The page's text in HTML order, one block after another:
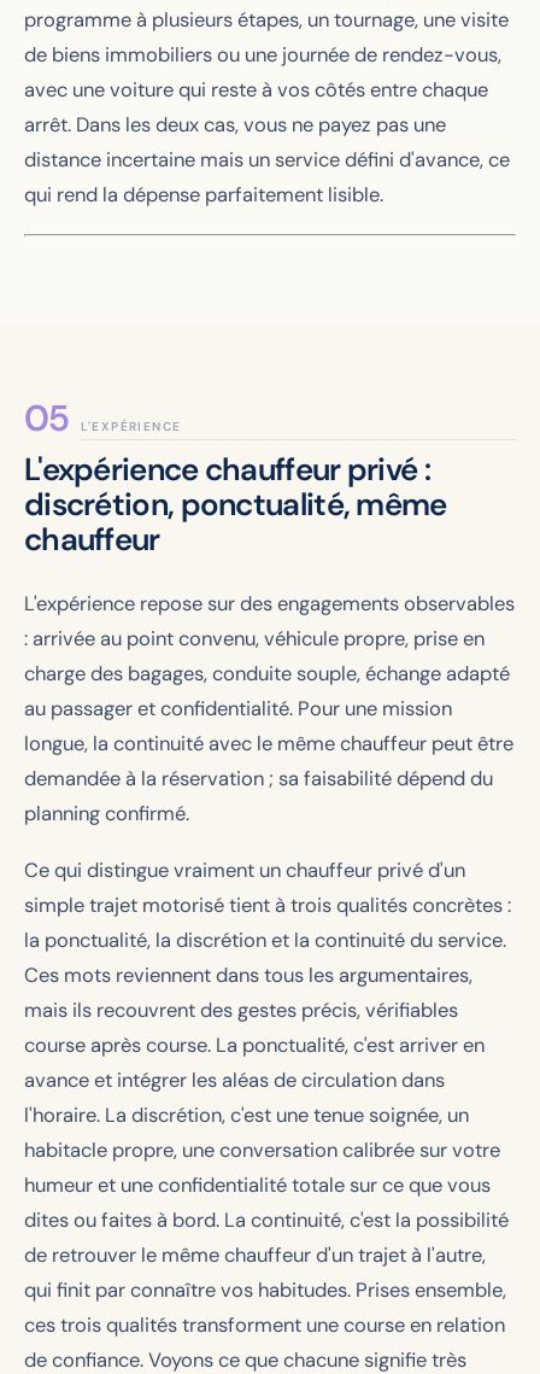
programme à plusieurs étapes, un tournage, une visite
de biens immobiliers ou une journée de rendez-vous,
avec une voiture qui reste à vos côtés entre chaque
arrêt. Dans les deux cas, vous ne payez pas une
distance incertaine mais un service défini d'avance, ce
qui rend la dépense parfaitement lisible.
L'EXPÉRIENCE
L'expérience chauffeur privé :
discrétion, ponctualité, même
chauffeur
L'expérience repose sur des engagements observables
: arrivée au point convenu, véhicule propre, prise en
charge des bagages, conduite souple, échange adapté
au passager et confidentialité. Pour une mission
longue, la continuité avec le même chauffeur peut être
demandée à la réservation ; sa faisabilité dépend du
planning confirmé.
Ce qui distingue vraiment un chauffeur privé d'un
simple trajet motorisé tient à trois qualités concrètes :
la ponctualité, la discrétion et la continuité du service.
Ces mots reviennent dans tous les argumentaires,
mais ils recouvrent des gestes précis, vérifiables
course après course. La ponctualité, c'est arriver en
avance et intégrer les aléas de circulation dans
l'horaire. La discrétion, c'est une tenue soignée, un
habitacle propre, une conversation calibrée sur votre
humeur et une confidentialité totale sur ce que vous
dites ou faites à bord. La continuité, c'est la possibilité
de retrouver le même chauffeur d'un trajet à l'autre,
qui finit par connaître vos habitudes. Prises ensemble,
ces trois qualités transforment une course en relation
de confiance. Voyons ce que chacune signifie très